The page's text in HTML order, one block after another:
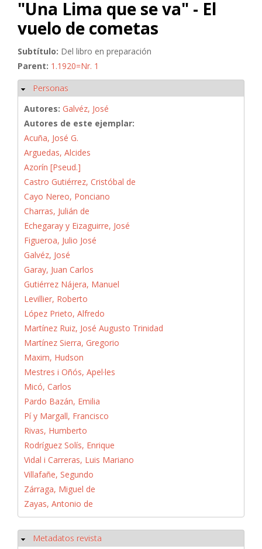
"Una Lima que se va" - El
vuelo de cometas
Subtítulo: Del libro en preparación
Parent: 1.1920=Nr. 1
Ocultar
Personas
Autores: Galvéz, José
Autores de este ejemplar:
Acuña, José G.
Arguedas, Alcides
Azorín [Pseud.]
Castro Gutiérrez, Cristóbal de
Cayo Nereo, Ponciano
Charras, Julián de
Echegaray y Eizaguirre, José
Figueroa, Julio José
Galvéz, José
Garay, Juan Carlos
Gutiérrez Nájera, Manuel
Levillier, Roberto
López Prieto, Alfredo
Martínez Ruiz, José Augusto Trinidad
Martínez Sierra, Gregorio
Maxim, Hudson
Mestres i Oñós, Apel·les
Micó, Carlos
Pardo Bazán, Emilia
Pí y Margall, Francisco
Rivas, Humberto
Rodríguez Solís, Enrique
Vidal i Carreras, Luis Mariano
Villafañe, Segundo
Zárraga, Miguel de
Zayas, Antonio de
Ocultar
Metadatos revista